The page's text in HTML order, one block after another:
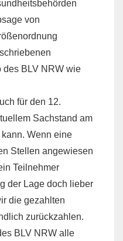
von
des BLV NRW wie
für den 12.
Sachstand am
Wenn eine
Stellen angewiesen
Teilnehmer
der Lage doch lieber
die gezahlten
zurückzahlen.
BLV NRW alle